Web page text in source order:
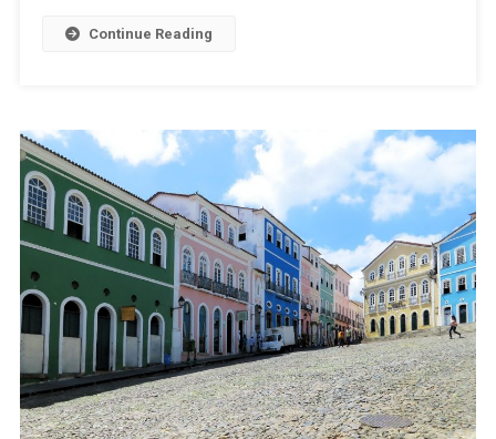
Continue Reading